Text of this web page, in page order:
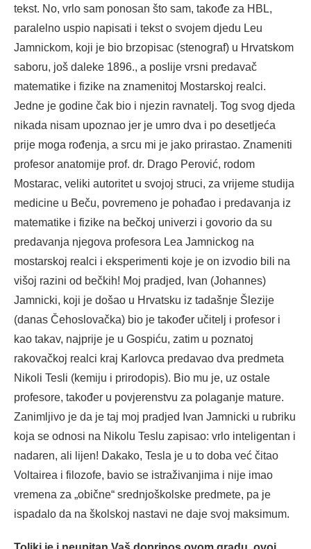
tekst. No, vrlo sam ponosan što sam, takođe za HBL,
paralelno uspio napisati i tekst o svojem djedu Leu
Jamnickom, koji je bio brzopisac (stenograf) u Hrvatskom
saboru, još daleke 1896., a poslije vrsni predavač
matematike i fizike na znamenitoj Mostarskoj realci.
Jedne je godine čak bio i njezin ravnatelj. Tog svog djeda
nikada nisam upoznao jer je umro dva i po desetljeća
prije moga rođenja, a srcu mi je jako prirastao. Znameniti
profesor anatomije prof. dr. Drago Perović, rodom
Mostarac, veliki autoritet u svojoj struci, za vrijeme studija
medicine u Beču, povremeno je pohađao i predavanja iz
matematike i fizike na bečkoj univerzi i govorio da su
predavanja njegova profesora Lea Jamnickog na
mostarskoj realci i eksperimenti koje je on izvodio bili na
višoj razini od bečkih! Moj pradjed, Ivan (Johannes)
Jamnicki, koji je došao u Hrvatsku iz tadašnje Šlezije
(danas Čehoslovačka) bio je također učitelj i profesor i
kao takav, najprije je u Gospiću, zatim u poznatoj
rakovačkoj realci kraj Karlovca predavao dva predmeta
Nikoli Tesli (kemiju i prirodopis). Bio mu je, uz ostale
profesore, također u povjerenstvu za polaganje mature.
Zanimljivo je da je taj moj pradjed Ivan Jamnicki u rubriku
koja se odnosi na Nikolu Teslu zapisao: vrlo inteligentan i
nadaren, ali lijen! Dakako, Tesla je u to doba već čitao
Voltairea i filozofe, bavio se istraživanjima i nije imao
vremena za „obične“ srednjoškolske predmete, pa je
ispadalo da na školskoj nastavi ne daje svoj maksimum.